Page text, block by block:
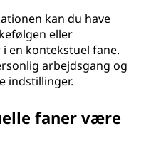
kan du have
eller
en kontekstuel fane.
arbejdsgang og
indstillinger.
faner være